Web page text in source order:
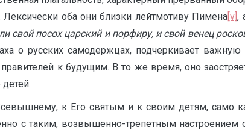
Лексически оба они близки лейтмотиву Пимена [v],
свой посох царский и порфиру, и свой венец
о русских самодержцах, подчеркивает
к будущим. В то же время, оно
к Его святым и к своим детям, само
с таким, возвышенно-трепетным настроением